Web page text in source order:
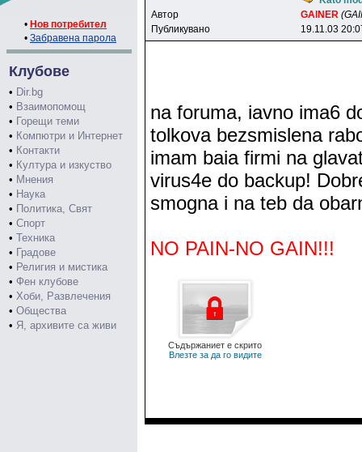
• Нов потребител
• Забравена парола
Клубове
• Dir.bg
• Взаимопомощ
• Горещи теми
• Компютри и Интернет
• Контакти
• Култура и изкуство
• Мнения
• Наука
• Политика, Свят
• Спорт
• Техника
• Градове
• Религия и мистика
• Фен клубове
• Хоби, Развлечения
• Общества
• Я, архивите са живи
Автор
GAlNER
Публикувано
19.11.03
na foruma, iavno ima6
tolkova bezsmislena
imam baia firmi na
virus4e do backup!
smogna i na teb da
NO PAIN-NO GAIN!!!
Съдържаниет е скрито
Влезте за да го видите